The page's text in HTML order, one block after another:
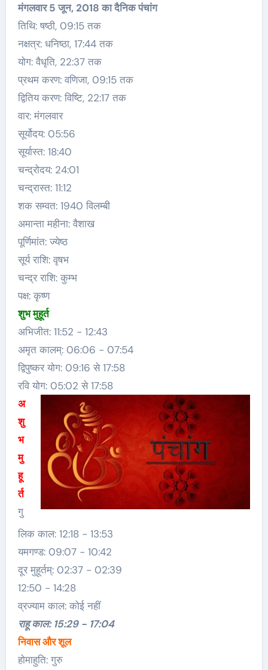
मंगलवार 5 जून, 2018 का दैनिक पंचांग
तिथि: षष्ठी, 09:15 तक
नक्षत्र: धनिष्ठा, 17:44 तक
योग: वैधृति, 22:37 तक
प्रथम करण: वणिजा, 09:15 तक
द्वितिय करण: विष्टि, 22:17 तक
वार: मंगलवार
सूर्योदय: 05:56
सूर्यास्त: 18:40
चन्द्रोदय: 24:01
चन्द्रास्त: 11:12
शक सम्वत: 1940 विलम्बी
अमान्ता महीना: वैशाख
पूर्णिमांत: ज्येष्ठ
सूर्य राशि: वृषभ
चन्द्र राशि: कुम्भ
पक्ष: कृष्ण
शुभ मुहूर्त
अभिजीत: 11:52 − 12:43
अमृत कालम्: 06:06 − 07:54
द्विपुष्कर योग: 09:16 से 17:58
रवि योग: 05:02 से 17:58
अ
शु
भ
मु
हू
र्त
गु
लिक काल: 12:18 − 13:53
यमगण्ड: 09:07 − 10:42
दूर मुहूर्तम्: 02:37 − 02:39
12:50 − 14:28
व्रज्याम काल: कोई नहीं
राहू काल: 15:29 − 17:04
निवास और शूल
होमाहुति: गुरु